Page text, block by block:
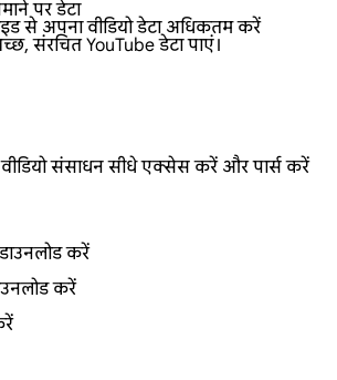
पर डेटा
से अपना वीडियो डेटा अधिकतम करें
संरचित YouTube डेटा पाएं।
वीडियो संसाधन सीधे एक्सेस करें और पार्स करें
करें
करें